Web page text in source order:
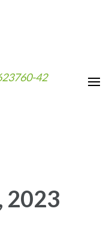
42
2023